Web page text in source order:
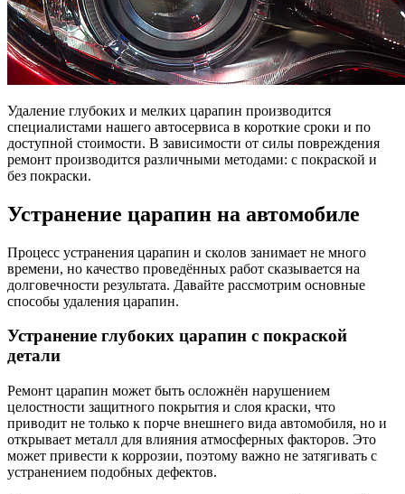
Удаление глубоких и мелких царапин производится
специалистами нашего автосервиса в короткие сроки и по
доступной стоимости. В зависимости от силы повреждения
ремонт производится различными методами: с покраской и
без покраски.
Устранение царапин на автомобиле
Процесс устранения царапин и сколов занимает не много
времени, но качество проведённых работ сказывается на
долговечности результата. Давайте рассмотрим основные
способы удаления царапин.
Устранение глубоких царапин с покраской
детали
Ремонт царапин может быть осложнён нарушением
целостности защитного покрытия и слоя краски, что
приводит не только к порче внешнего вида автомобиля, но и
открывает металл для влияния атмосферных факторов. Это
может привести к коррозии, поэтому важно не затягивать с
устранением подобных дефектов.